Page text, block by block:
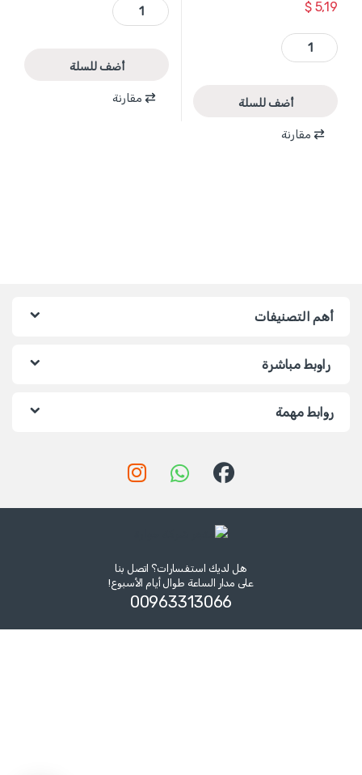
$5,19
WMA9402 - مجموعة نصلات 4 قطع لزوم جهاز متعدد الاستعمالات لقطع المعادن WADFOW quantity
أضف للسلة
مقارنة
WJT611D - نصلة منشار ترددي خشب 6 انش قطعتين WADFOW quantity
أضف للسلة
مقارنة
أهم التصنيفات
راوبط مباشرة
روابط مهمة
هل لديك استفسارات؟ اتصل بنا
على مدار الساعة طوال أيام الأسبوع!
00963313066‏